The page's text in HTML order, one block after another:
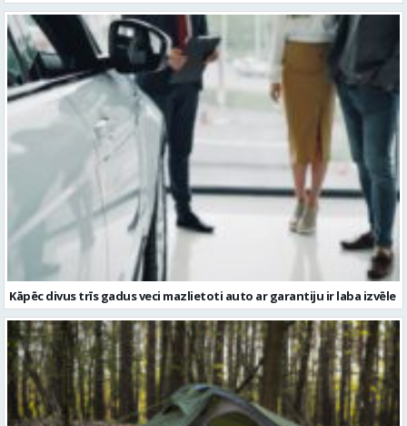
Kāpēc divus trīs gadus veci mazlietoti auto ar garantiju ir laba izvēle